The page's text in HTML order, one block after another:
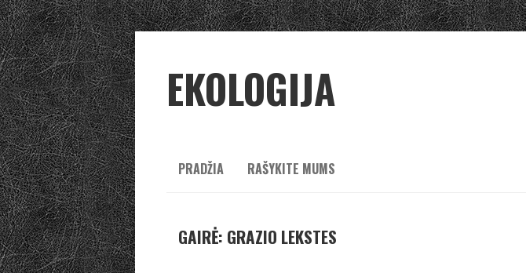
EKOLOGIJA
PRADŽIA RAŠYKITE MUMS
GAIRĖ: GRAZIO LEKSTES